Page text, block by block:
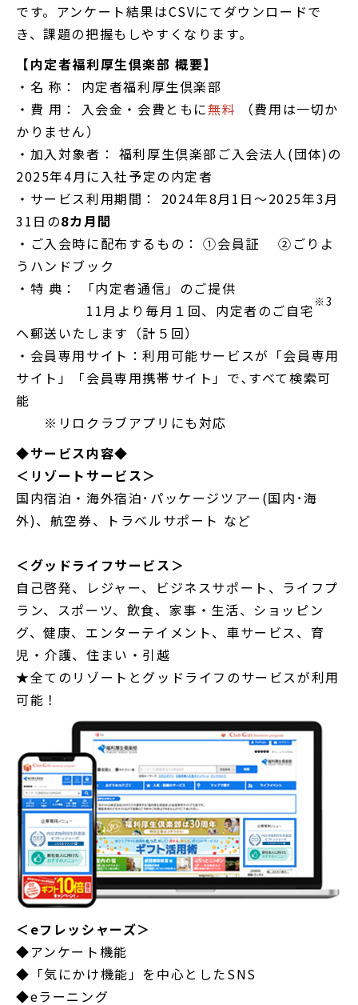
です。アンケート結果はCSVにてダウンロードで
き、課題の把握もしやすくなります。
【内定者福利厚生倶楽部 概要】
・名 称： 内定者福利厚生倶楽部
・費 用： 入会金・会費ともに無料 （費用は一切か
かりません）
・加入対象者： 福利厚生倶楽部ご入会法人(団体)の
2025年4月に入社予定の内定者
・サービス利用期間： 2024年8月1日～2025年3月
31日の8カ月間
・ご入会時に配布するもの： ①会員証 ②ごりよ
うハンドブック
・特 典： 「内定者通信」のご提供
11月より毎月１回、内定者のご自宅 ※3
へ郵送いたします（計５回）
・会員専用サイト：利用可能サービスが「会員専用
サイト」「会員専用携帯サイト」で､すべて検索可
能
※リロクラブアプリにも対応
◆サービス内容◆
＜リゾートサービス＞
国内宿泊・海外宿泊･パッケージツアー(国内･海
外)、航空券、トラベルサポート など
＜グッドライフサービス＞
自己啓発、レジャー、ビジネスサポート、ライフプ
ラン、スポーツ、飲食、家事・生活、ショッピン
グ、健康、エンターテイメント、車サービス、育
児・介護、住まい・引越
★全てのリゾートとグッドライフのサービスが利用
可能！
＜eフレッシャーズ＞
◆アンケート機能
◆「気にかけ機能」を中心としたSNS
◆eラーニング